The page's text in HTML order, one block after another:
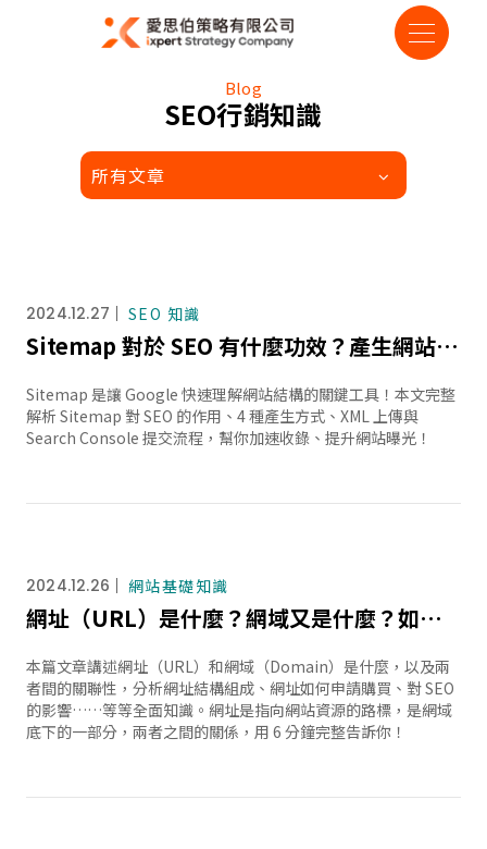
Blog
SEO行銷知識
所有文章
2024.12.27 SEO 知識
Sitemap 對於 SEO 有什麼功效？產生網站地圖的 4 種方式與提交教學
Sitemap 是讓 Google 快速理解網站結構的關鍵工具！本文完整
解析 Sitemap 對 SEO 的作用、4 種產生方式、XML 上傳與
Search Console 提交流程，幫你加速收錄、提升網站曝光！
2024.12.26 網站基礎知識
網址（URL）是什麼？網域又是什麼？如何購買網址？6 分鐘告訴你！
本篇文章講述網址（URL）和網域（Domain）是什麼，以及兩
者間的關聯性，分析網址結構組成、網址如何申請購買、對 SEO
的影響……等等全面知識。網址是指向網站資源的路標，是網域
底下的一部分，兩者之間的關係，用 6 分鐘完整告訴你！